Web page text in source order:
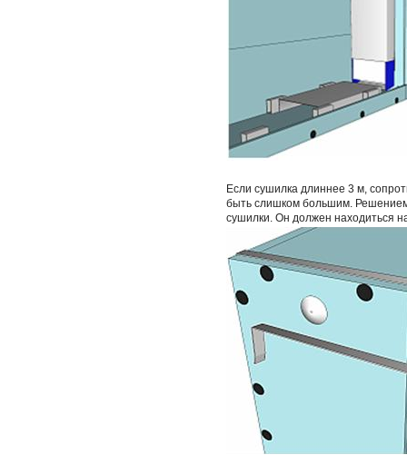
Если сушилка длиннее 3 м,
быть слишком большим.
сушилки. Он должен находиться